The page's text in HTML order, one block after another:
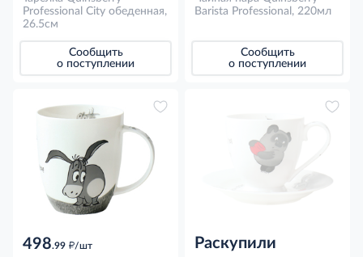
Professional City обеденная,
26.5см
Сообщить
о поступлении
Barista Professional, 220мл
Сообщить
о поступлении
498.99 д/шт Раскупили